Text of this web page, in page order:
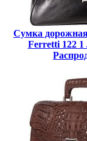
Сумка
Ferretti 122